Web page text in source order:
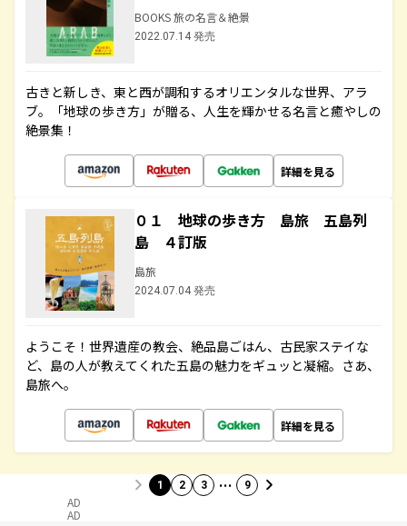
BOOKS 旅の名言＆絶景
2022.07.14 発売
古きと新しき、東と西が調和するオリエンタルな世界、アラ
ブ。「地球の歩き方」が贈る、人生を輝かせる名言と癒やしの
絶景集！
詳細を見る
０１ 地球の歩き方 島旅 五島列
島 ４訂版
島旅
2024.07.04 発売
ようこそ！世界遺産の教会、絶品島ごはん、古民家ステイな
ど、島の人が教えてくれた五島の魅力をギュッと凝縮。さあ、
島旅へ。
詳細を見る
1 2 3 … 9
AD
AD